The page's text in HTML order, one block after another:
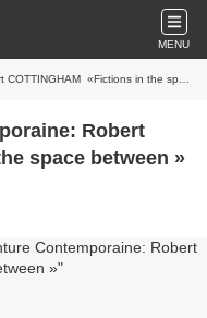
MENU
«Fictions in the space between »
Robert
space between »